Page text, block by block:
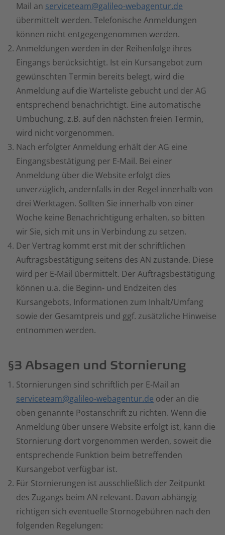
Mail an serviceteam
galileo-webagentur.de
übermittelt werden. Telefonische Anmeldungen
können nicht entgegengenommen werden.
Anmeldungen werden in der Reihenfolge ihres
Eingangs berücksichtigt. Ist ein Kursangebot zum
gewünschten Termin bereits belegt, wird die
Anmeldung auf die Warteliste gebucht und der AG
entsprechend benachrichtigt. Eine automatische
Umbuchung, z.B. auf den nächsten freien Termin,
wird nicht vorgenommen.
Nach erfolgter Anmeldung erhält der AG eine
Eingangsbestätigung per E-Mail. Bei einer
Anmeldung über die Website erfolgt dies
unverzüglich, andernfalls in der Regel innerhalb von
drei Werktagen. Sollten Sie innerhalb von einer
Woche keine Benachrichtigung erhalten, so bitten
wir Sie, sich mit uns in Verbindung zu setzen.
Der Vertrag kommt erst mit der schriftlichen
Auftragsbestätigung seitens des AN zustande. Diese
wird per E-Mail übermittelt. Der Auftragsbestätigung
können u.a. die Beginn- und Endzeiten des
Kursangebots, Informationen zum Inhalt/Umfang
sowie der Gesamtpreis und ggf. zusätzliche Hinweise
entnommen werden.
§3 Absagen und Stornierung
Stornierungen sind schriftlich per E-Mail an
serviceteam
galileo-webagentur.de oder an die
oben genannte Postanschrift zu richten. Wenn die
Anmeldung über unsere Website erfolgt ist, kann die
Stornierung dort vorgenommen werden, soweit die
entsprechende Funktion beim betreffenden
Kursangebot verfügbar ist.
Für Stornierungen ist ausschließlich der Zeitpunkt
des Zugangs beim AN relevant. Davon abhängig
richtigen sich eventuelle Stornogebühren nach den
folgenden Regelungen: